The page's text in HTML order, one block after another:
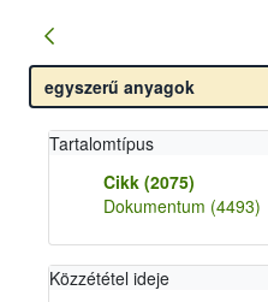
Tartalomtípus
Cikk (2075)
Dokumentum (4493)
Közzététel ideje